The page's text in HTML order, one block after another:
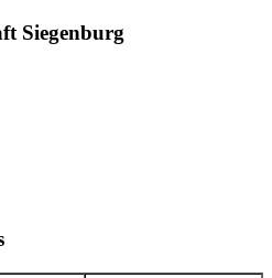
Siegenburg